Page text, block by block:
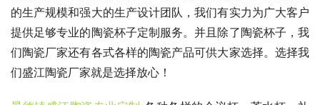
的生产规模和强大的生产设计团队，我们有实力为广大客户
提供足够专业的陶瓷杯子定制服务。并且除了陶瓷杯子，我
们陶瓷厂家还有各式各样的陶瓷产品可供大家选择。选择我
们盛江陶瓷厂家就是选择放心！